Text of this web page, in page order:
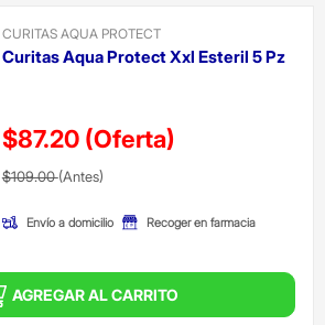
CURITAS AQUA PROTECT
Curitas Aqua Protect Xxl Esteril 5 Pz
$87.20 (Oferta)
Precio reducido de
$109.00(Antes)(Oferta)
Envío a domicilio Recoger en farmacia
AGREGAR AL CARRITO